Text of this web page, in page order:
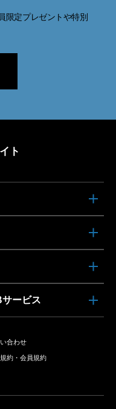
限定プレゼントや特別
ト
ービス
合わせ
約・会員規約